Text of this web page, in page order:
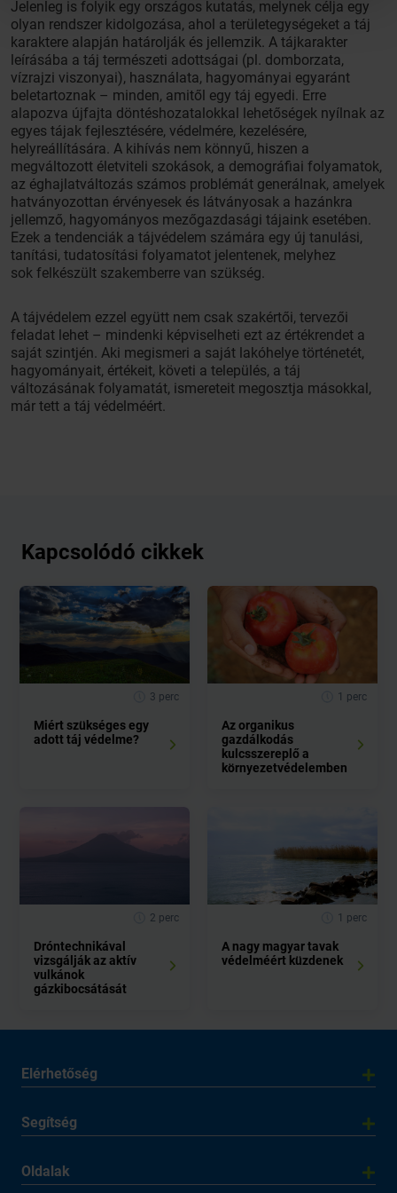
Jelenleg is folyik egy országos kutatás, melynek célja egy
olyan rendszer kidolgozása, ahol a területegységeket a táj
karaktere alapján határolják és jellemzik. A tájkarakter
leírásába a táj természeti adottságai (pl. domborzata,
vízrajzi viszonyai), használata, hagyományai egyaránt
beletartoznak – minden, amitől egy táj egyedi. Erre
alapozva újfajta döntéshozatalokkal lehetőségek nyílnak az
egyes tájak fejlesztésére, védelmére, kezelésére,
helyreállítására. A kihívás nem könnyű, hiszen a
megváltozott életviteli szokások, a demográfiai folyamatok,
az éghajlatváltozás számos problémát generálnak, amelyek
hatványozottan érvényesek és látványosak a hazánkra
jellemző, hagyományos mezőgazdasági tájaink esetében.
Ezek a tendenciák a tájvédelem számára egy új tanulási,
tanítási, tudatosítási folyamatot jelentenek, melyhez
sok felkészült szakemberre van szükség.
A tájvédelem ezzel együtt nem csak szakértői, tervezői
feladat lehet – mindenki képviselheti ezt az értékrendet a
saját szintjén. Aki megismeri a saját lakóhelye történetét,
hagyományait, értékeit, követi a település, a táj
változásának folyamatát, ismereteit megosztja másokkal,
már tett a táj védelméért.
Kapcsolódó cikkek
3 perc
Miért szükséges egy
adott táj védelme?
1 perc
Az organikus
gazdálkodás
kulcsszereplő a
környezetvédelemben
2 perc
Dróntechnikával
vizsgálják az aktív
vulkánok
gázkibocsátását
1 perc
A nagy magyar tavak
védelméért küzdenek
Elérhetőség
Segítség
Oldalak